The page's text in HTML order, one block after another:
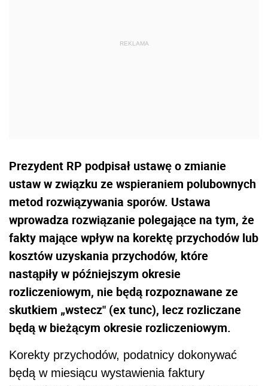
Prezydent RP podpisał ustawę o zmianie
ustaw w związku ze wspieraniem polubownych
metod rozwiązywania sporów. Ustawa
wprowadza rozwiązanie polegające na tym, że
fakty mające wpływ na korektę przychodów lub
kosztów uzyskania przychodów, które
nastąpiły w późniejszym okresie
rozliczeniowym, nie będą rozpoznawane ze
skutkiem „wstecz" (ex tunc), lecz rozliczane
będą w bieżącym okresie rozliczeniowym.
Korekty przychodów, podatnicy dokonywać
będą w miesiącu wystawienia faktury